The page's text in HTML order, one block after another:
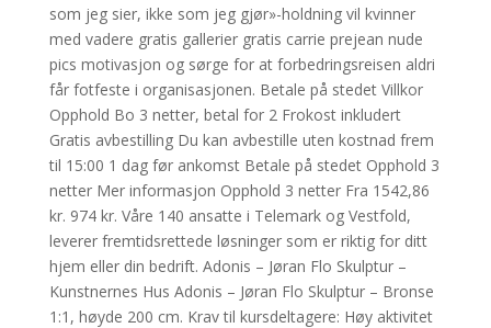
som jeg sier, ikke som jeg gjør»-holdning vil kvinner
med vadere gratis gallerier gratis carrie prejean nude
pics motivasjon og sørge for at forbedringsreisen aldri
får fotfeste i organisasjonen. Betale på stedet Villkor
Opphold Bo 3 netter, betal for 2 Frokost inkludert
Gratis avbestilling Du kan avbestille uten kostnad frem
til 15:00 1 dag før ankomst Betale på stedet Opphold 3
netter Mer informasjon Opphold 3 netter Fra 1542,86
kr. 974 kr. Våre 140 ansatte i Telemark og Vestfold,
leverer fremtidsrettede løsninger som er riktig for ditt
hjem eller din bedrift. Adonis – Jøran Flo Skulptur –
Kunstnernes Hus Adonis – Jøran Flo Skulptur – Bronse
1:1, høyde 200 cm. Krav til kursdeltagere: Høy aktivitet